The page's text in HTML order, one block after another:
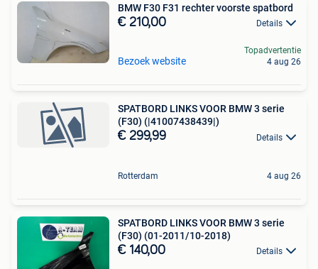
BMW F30 F31 rechter voorste spatbord
€ 210,00 Details
Bezoek website
Topadvertentie
4 aug 26
SPATBORD LINKS VOOR BMW 3 serie
(F30) (|41007438439|)
€ 299,99 Details
Rotterdam 4 aug 26
SPATBORD LINKS VOOR BMW 3 serie
(F30) (01-2011/10-2018)
€ 140,00 Details